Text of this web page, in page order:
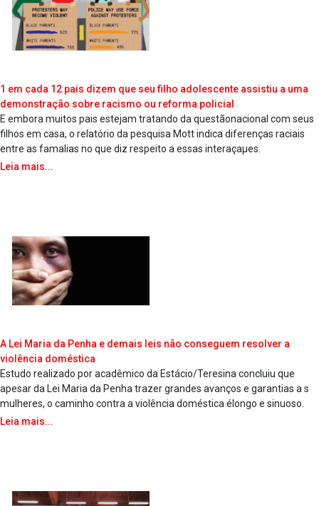
1 em cada 12 pais dizem que seu filho adolescente assistiu a uma
demonstração sobre racismo ou reforma policial
E embora muitos pais estejam tratando da questãonacional com seus
filhos em casa, o relatório da pesquisa Mott indica diferenças raciais
entre as fama­lias no que diz respeito a essas interaçaµes.
Leia mais...
A Lei Maria da Penha e demais leis não conseguem resolver a
violência doméstica
Estudo realizado por acadêmico da Estácio/Teresina concluiu que
apesar da Lei Maria da Penha trazer grandes avanços e garantias a s
mulheres, o caminho contra a violência doméstica élongo e sinuoso.
Leia mais...